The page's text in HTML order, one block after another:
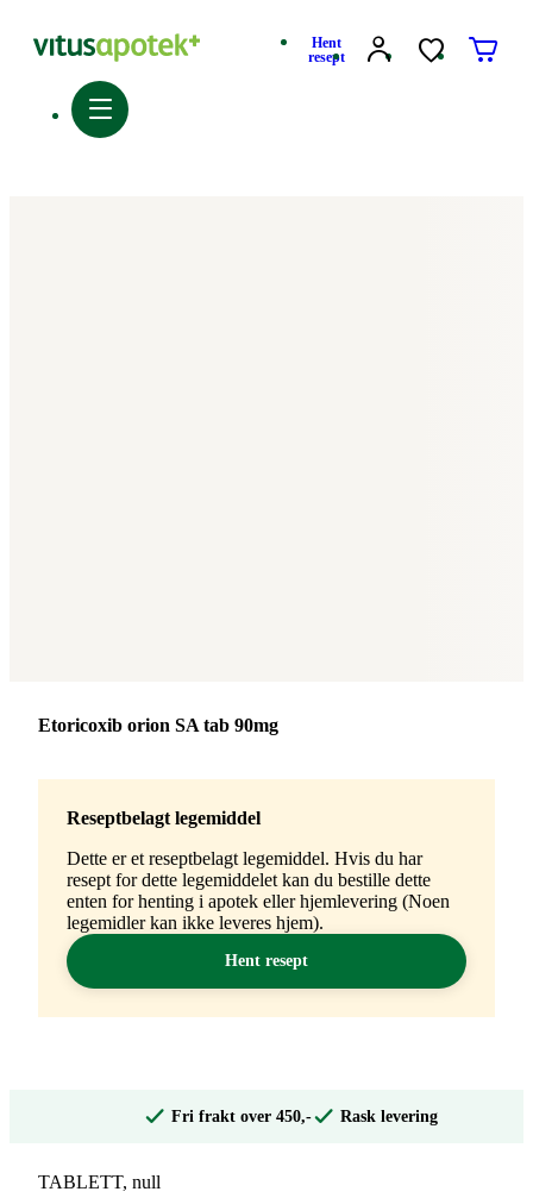
Hent
resept
Merke:
Etoricoxib orion SA tab 90mg
Reseptbelagt legemiddel
Dette er et reseptbelagt legemiddel. Hvis du har
resept for dette legemiddelet kan du bestille dette
enten for henting i apotek eller hjemlevering (Noen
legemidler kan ikke leveres hjem).
Hent resept
Fri frakt over 450,- Rask levering
TABLETT, null